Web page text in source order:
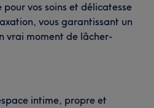
vos soins et délicatesse
vous garantissant un
vrai moment de lâcher-
intime, propre et